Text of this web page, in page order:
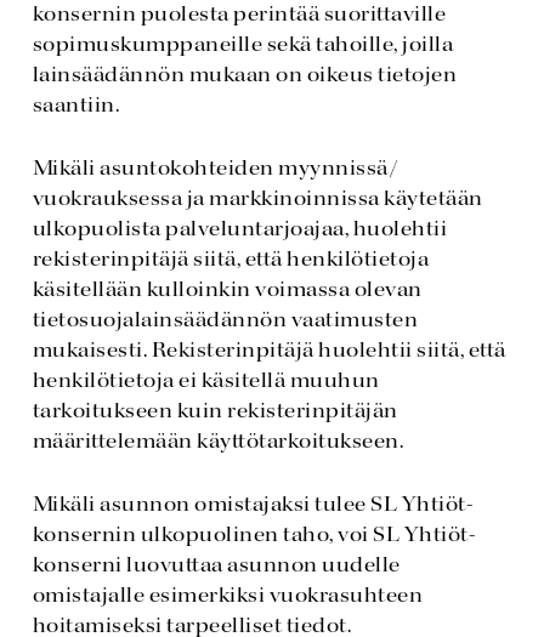
konsernin puolesta perintää suorittaville
sopimuskumppaneille sekä tahoille, joilla
lainsäädännön mukaan on oikeus tietojen
saantiin.
Mikäli asuntokohteiden myynnissä/
vuokrauksessa ja markkinoinnissa käytetään
ulkopuolista palveluntarjoajaa, huolehtii
rekisterinpitäjä siitä, että henkilötietoja
käsitellään kulloinkin voimassa olevan
tietosuojalainsäädännön vaatimusten
mukaisesti. Rekisterinpitäjä huolehtii siitä, että
henkilötietoja ei käsitellä muuhun
tarkoitukseen kuin rekisterinpitäjän
määrittelemään käyttötarkoitukseen.
Mikäli asunnon omistajaksi tulee SL Yhtiöt-
konsernin ulkopuolinen taho, voi SL Yhtiöt-
konserni luovuttaa asunnon uudelle
omistajalle esimerkiksi vuokrasuhteen
hoitamiseksi tarpeelliset tiedot.